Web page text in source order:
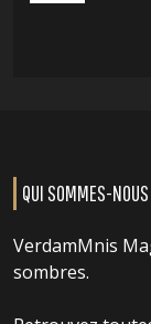
QUI SOMMES-
VerdamMnis
sombres.